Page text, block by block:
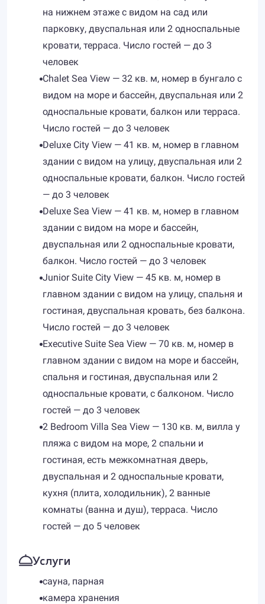
на нижнем этаже с видом на сад или
парковку, двуспальная или 2 односпальные
кровати, терраса. Число гостей — до 3
человек
Chalet Sea View — 32 кв. м, номер в бунгало с
видом на море и бассейн, двуспальная или 2
односпальные кровати, балкон или терраса.
Число гостей — до 3 человек
Deluxe City View — 41 кв. м, номер в главном
здании с видом на улицу, двуспальная или 2
односпальные кровати, балкон. Число гостей
— до 3 человек
Deluxe Sea View — 41 кв. м, номер в главном
здании с видом на море и бассейн,
двуспальная или 2 односпальные кровати,
балкон. Число гостей — до 3 человек
Junior Suite City View — 45 кв. м, номер в
главном здании с видом на улицу, спальня и
гостиная, двуспальная кровать, без балкона.
Число гостей — до 3 человек
Executive Suite Sea View — 70 кв. м, номер в
главном здании с видом на море и бассейн,
спальня и гостиная, двуспальная или 2
односпальные кровати, с балконом. Число
гостей — до 3 человек
2 Bedroom Villa Sea View — 130 кв. м, вилла у
пляжа с видом на море, 2 спальни и
гостиная, есть межкомнатная дверь,
двуспальная и 2 односпальные кровати,
кухня (плита, холодильник), 2 ванные
комнаты (ванна и душ), терраса. Число
гостей — до 5 человек
Услуги
сауна, парная
камера хранения